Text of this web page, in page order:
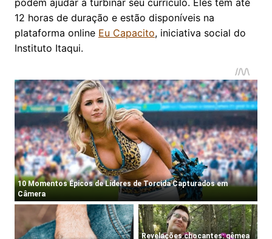
12 horas de duração e estão disponíveis na
plataforma online Eu Capacito, iniciativa social do
Instituto Itaqui.